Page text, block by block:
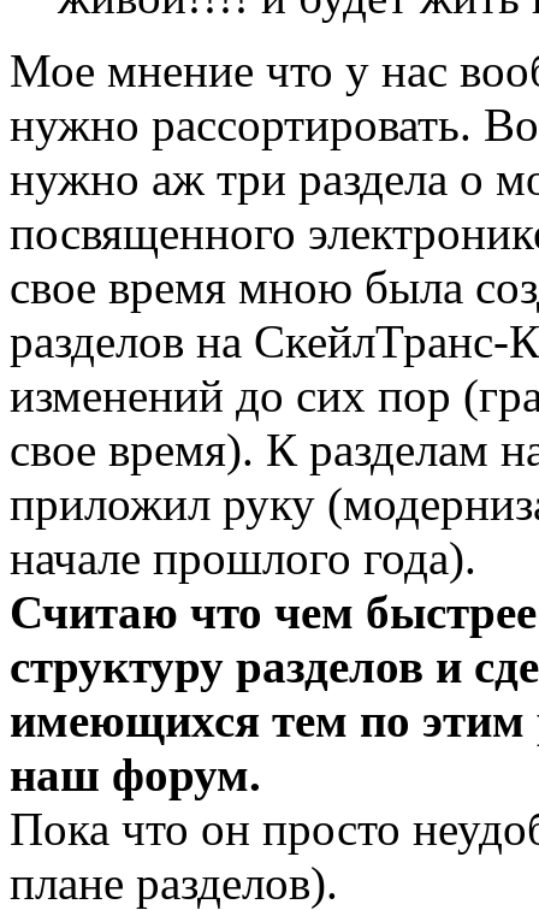
Мое мнение что у нас
нужно рассортировать.
нужно аж три раздела о
посвященного
свое время мною была
разделов на СкейлТранс-
изменений до сих пор
свое время). К разделам
приложил руку
начале прошлого года).
Считаю что чем
структуру разделов и
имеющихся тем по этим
наш форум.
Пока что он просто
плане разделов).